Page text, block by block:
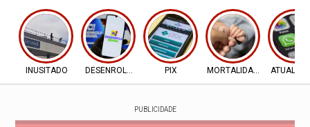
INUSITADO DESENROLA 2.0 PIX MORTALIDADE INFANTIL
PUBLICIDADE